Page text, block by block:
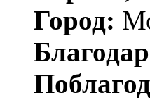
Город: